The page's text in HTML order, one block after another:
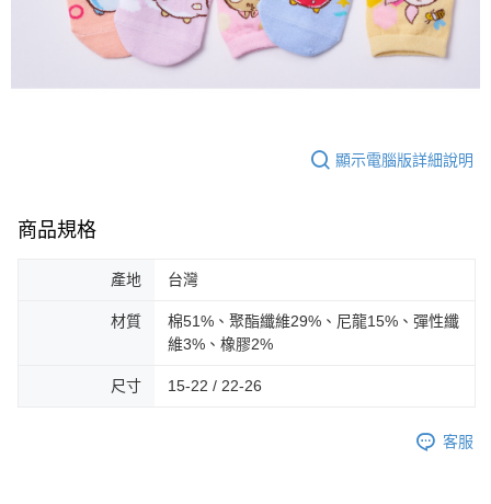
顯示電腦版詳細說明
商品規格
產地 台灣
材質
棉51%、聚酯纖維29%、尼龍15%、彈性纖
維3%、橡膠2%
尺寸 15-22 / 22-26
客服